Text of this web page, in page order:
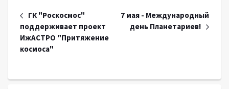
ГК "Роскосмос"
поддерживает проект
ИжАСТРО "Притяжение
космоса"
7 мая - Международный
день Планетариев!